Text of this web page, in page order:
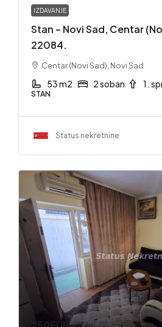
IZDAVANJE
Stan – Novi Sad, Centar
22084.
Centar (Novi Sad), Novi Sad
53 m2 2 soban 1.
STAN
Status nekretnine